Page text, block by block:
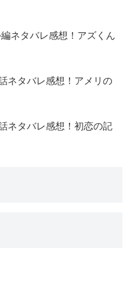
ネタバレ感想！アズくん
ネタバレ感想！アメリの
ネタバレ感想！初恋の記